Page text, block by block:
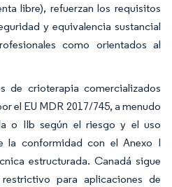
libre), refuerzan los requisitos
y equivalencia sustancial
como orientados al
de crioterapia comercializados
el EU MDR 2017/745, a menudo
o IIb según el riesgo y el uso
la conformidad con el Anexo I
estructurada. Canadá sigue
para aplicaciones de